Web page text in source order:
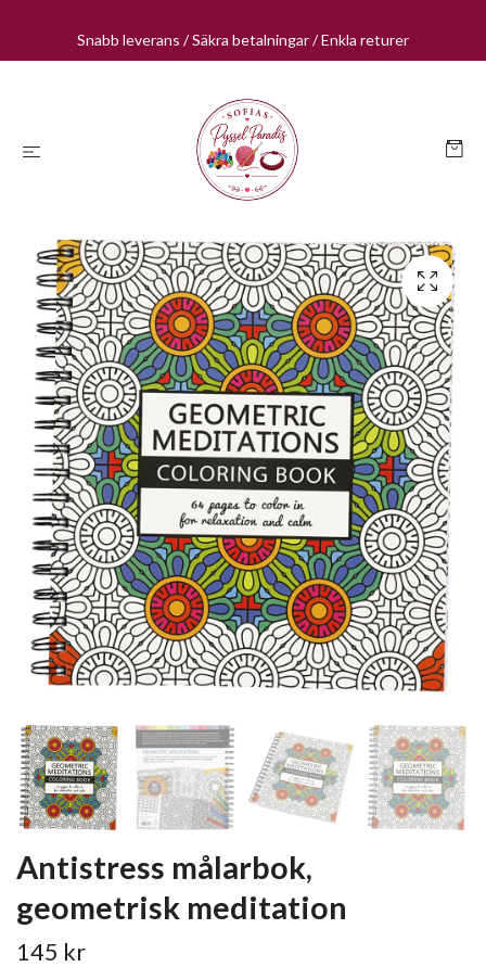
Snabb leverans / Säkra betalningar / Enkla returer
Antistress målarbok,
geometrisk meditation
145 kr